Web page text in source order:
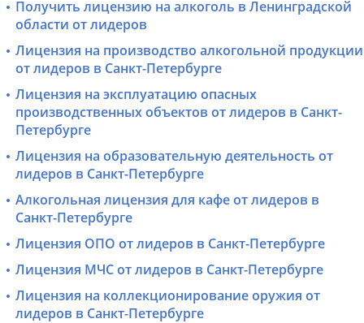
Получить лицензию на алкоголь в Ленинградской
области от лидеров
Лицензия на производство алкогольной продукции
от лидеров в Санкт-Петербурге
Лицензия на эксплуатацию опасных
производственных объектов от лидеров в Санкт-
Петербурге
Лицензия на образовательную деятельность от
лидеров в Санкт-Петербурге
Алкогольная лицензия для кафе от лидеров в
Санкт-Петербурге
Лицензия ОПО от лидеров в Санкт-Петербурге
Лицензия МЧС от лидеров в Санкт-Петербурге
Лицензия на коллекционирование оружия от
лидеров в Санкт-Петербурге